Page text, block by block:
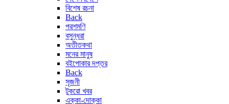
বিশেষ রচনা
Back
পরশমণি
বসুন্ধরা
অতীতকথা
মনের মানুষ
বইপোকার দপ্তর
Back
সৃজনী
টুকরো খবর
এক্কা-দোক্কা